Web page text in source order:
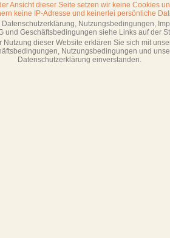
Ansicht dieser Seite setzen wir keine Cookies
keine IP-Adresse und keinerlei persönliche
Datenschutzerklärung, Nutzungsbedingungen,
und Geschäftsbedingungen siehe Links auf der
Nutzung dieser Website erklären Sie sich mit
Nutzungsbedingungen und
Datenschutzerklärung einverstanden.